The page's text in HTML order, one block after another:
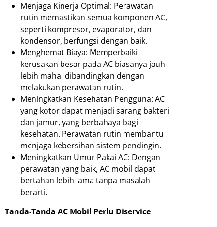
Menjaga Kinerja Optimal: Perawatan
rutin memastikan semua komponen AC,
seperti kompresor, evaporator, dan
kondensor, berfungsi dengan baik.
Menghemat Biaya: Memperbaiki
kerusakan besar pada AC biasanya jauh
lebih mahal dibandingkan dengan
melakukan perawatan rutin.
Meningkatkan Kesehatan Pengguna: AC
yang kotor dapat menjadi sarang bakteri
dan jamur, yang berbahaya bagi
kesehatan. Perawatan rutin membantu
menjaga kebersihan sistem pendingin.
Meningkatkan Umur Pakai AC: Dengan
perawatan yang baik, AC mobil dapat
bertahan lebih lama tanpa masalah
berarti.
Tanda-Tanda AC Mobil Perlu Diservice